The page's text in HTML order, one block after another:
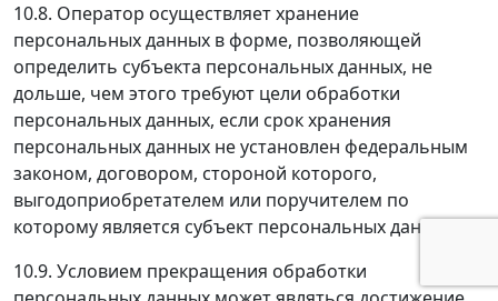
10.8. Оператор осуществляет хранение
персональных данных в форме, позволяющей
определить субъекта персональных данных, не
дольше, чем этого требуют цели обработки
персональных данных, если срок хранения
персональных данных не установлен федеральным
законом, договором, стороной которого,
выгодоприобретателем или поручителем по
которому является субъект персональных данных.
10.9. Условием прекращения обработки